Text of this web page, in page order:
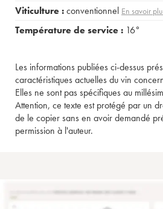
Viticulture :conventionnel En savoir
Température de service : 16°
Les informations publiées ci-dessus
caractéristiques actuelles du vin
Elles ne sont pas spécifiques au
Attention, ce texte est protégé par un
de le copier sans en avoir demandé
permission à l'auteur.